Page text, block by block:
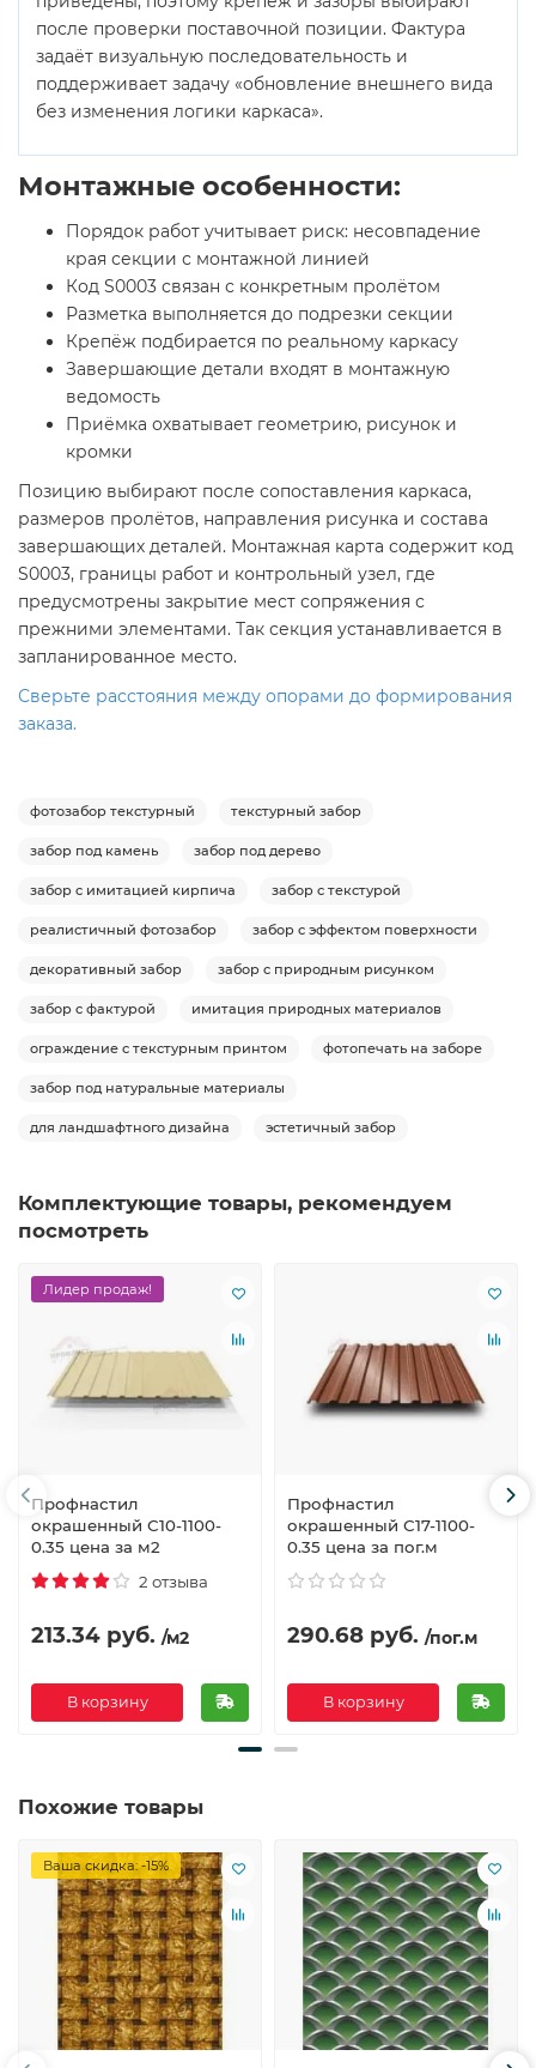
после проверки поставочной позиции. Фактура
задаёт визуальную последовательность и
поддерживает задачу «обновление внешнего вида
без изменения логики каркаса».
Монтажные особенности:
Порядок работ учитывает риск: несовпадение
края секции с монтажной линией
Код S0003 связан с конкретным пролётом
Разметка выполняется до подрезки секции
Крепёж подбирается по реальному каркасу
Завершающие детали входят в монтажную
ведомость
Приёмка охватывает геометрию, рисунок и
кромки
Позицию выбирают после сопоставления каркаса,
размеров пролётов, направления рисунка и состава
завершающих деталей. Монтажная карта содержит код
S0003, границы работ и контрольный узел, где
предусмотрены закрытие мест сопряжения с
прежними элементами. Так секция устанавливается в
запланированное место.
Сверьте расстояния между опорами до формирования
заказа.
фотозабор текстурный текстурный забор
забор под камень забор под дерево
забор с имитацией кирпича забор с текстурой
реалистичный фотозабор забор с эффектом поверхности
декоративный забор забор с природным рисунком
забор с фактурой имитация природных материалов
ограждение с текстурным принтом фотопечать на заборе
забор под натуральные материалы
для ландшафтного дизайна эстетичный забор
Комплектующие товары, рекомендуем
посмотреть
Лидер продаж!
Профнастил
окрашенный С10-1100-
0.35 цена за м2
2 отзыва
213.34 руб. /м2
В корзину
Профнастил
окрашенный С17-1100-
0.35 цена за пог.м
290.68 руб. /пог.м
В корзину
Похожие товары
Ваша скидка: -15%